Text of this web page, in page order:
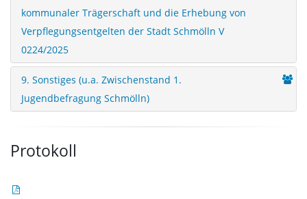
kommunaler Trägerschaft und die Erhebung von
Verpflegungsentgelten der Stadt Schmölln V
0224/2025
9. Sonstiges (u.a. Zwischenstand 1.
Jugendbefragung Schmölln)
Protokoll